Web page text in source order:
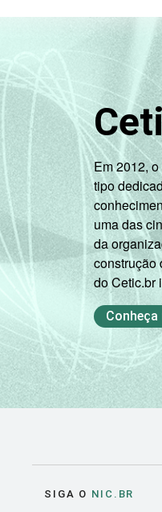
Em 2012,
tipo
uma das
da
construção
do Cetic.br
SIGA O NIC.BR